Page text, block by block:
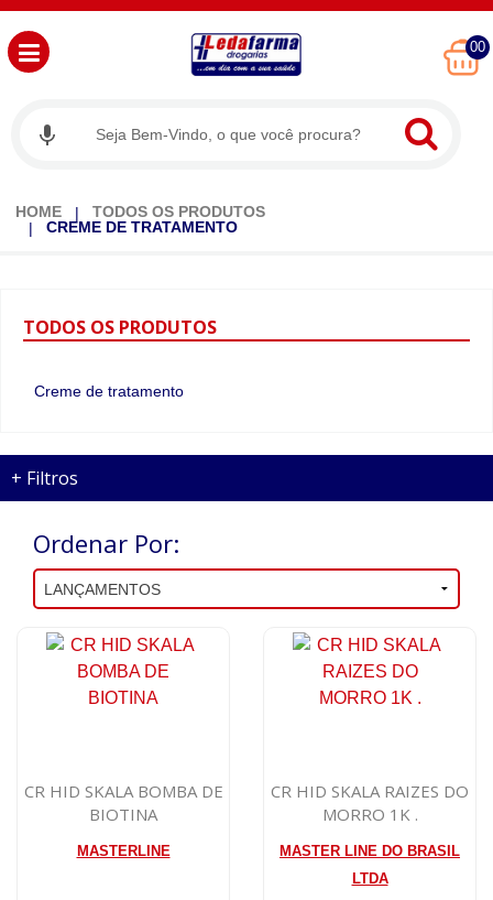
00
HOME
TODOS OS PRODUTOS
CREME DE TRATAMENTO
TODOS OS PRODUTOS
Creme de tratamento
+ Filtros
Ordenar Por:
CR HID SKALA BOMBA DE
BIOTINA
MASTERLINE
CR HID SKALA RAIZES DO
MORRO 1K .
MASTER LINE DO BRASIL
LTDA